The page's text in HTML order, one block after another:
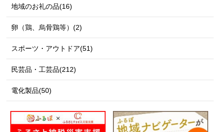
地域のお礼の品(16)
卵（鶏、烏骨鶏等）(2)
スポーツ・アウトドア(51)
民芸品・工芸品(212)
電化製品(50)